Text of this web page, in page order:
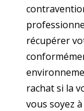
récupérer
rachat si la
vous soyez à